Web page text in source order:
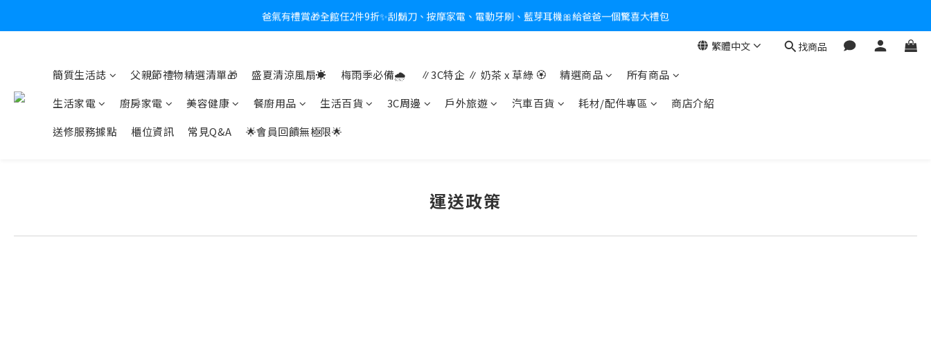
新會員送$100購物金✨再享消費回饋無極限
爸氣有禮賞🎁全館任2件9折✨刮鬍刀、按摩家電、電動牙刷、藍芽耳機🎀給爸爸一個驚喜大禮包
新會員送$100購物金✨再享消費回饋無極限
繁體中文 找商品
簡質生活誌 父親節禮物精選清單🎁 盛夏清涼風扇☀️ 梅雨季必備🌧️ ∥3C特企 ∥ 奶茶 x 草綠 🏵 精選商品
所有商品
生活家電
廚房家電 美容健康 餐廚用品 生活百貨 3C周邊 戶外旅遊 汽車百貨 耗材/配件專區
商店介紹
送修服務據點
櫃位資訊 常見Q&A 🌟會員回饋無極限🌟
運送政策